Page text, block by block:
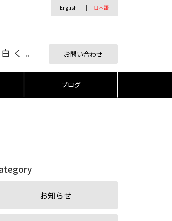
English 日本語
く。 お問い合わせ
ブログ
お知らせ